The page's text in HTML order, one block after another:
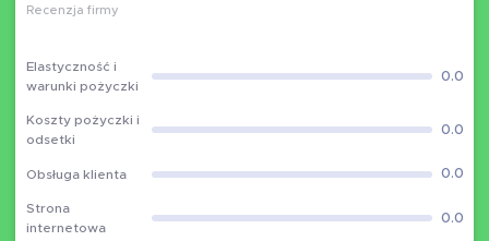
Recenzja firmy
Elastyczność i
warunki pożyczki
0.0
Koszty pożyczki i
odsetki
0.0
Obsługa klienta 0.0
Strona
internetowa
0.0